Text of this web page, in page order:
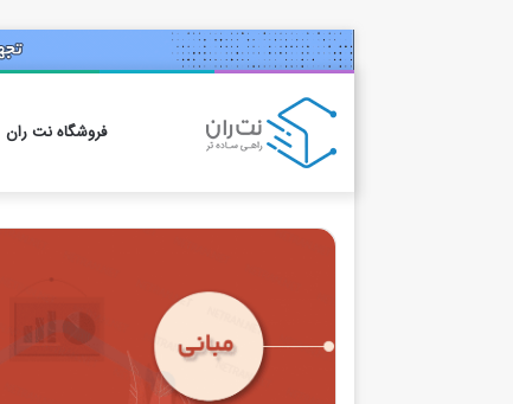
فروشگاه نت ران